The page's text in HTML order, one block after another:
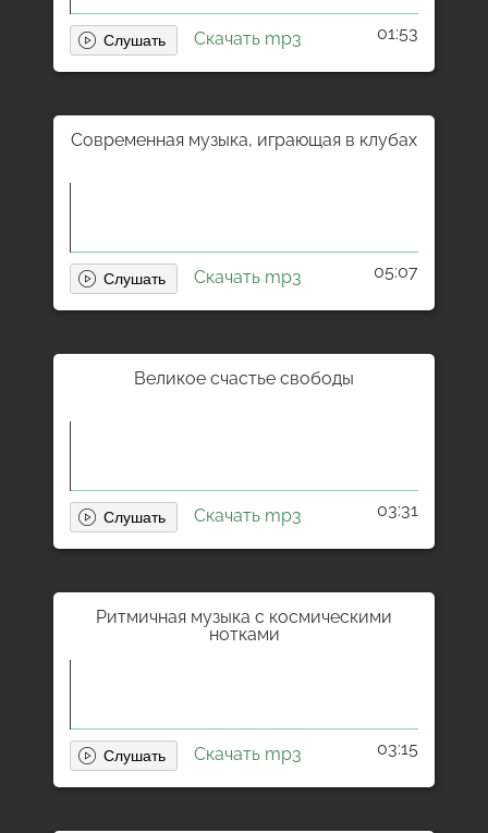
Скачать mp3 01:53
Современная музыка, играющая в клубах
Скачать mp3 05:07
Великое счастье свободы
Скачать mp3 03:31
Ритмичная музыка с космическими
нотками
Скачать mp3 03:15